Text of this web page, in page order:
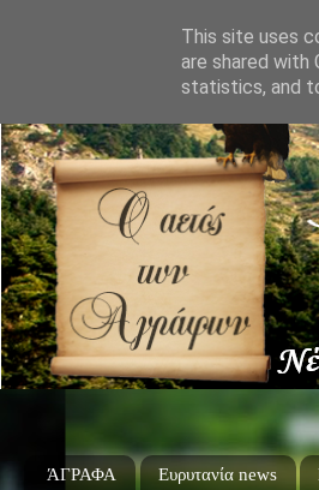
ΆΓΡΑΦΑ Ευρυτανία news
This site uses
are shared with
statistics, and